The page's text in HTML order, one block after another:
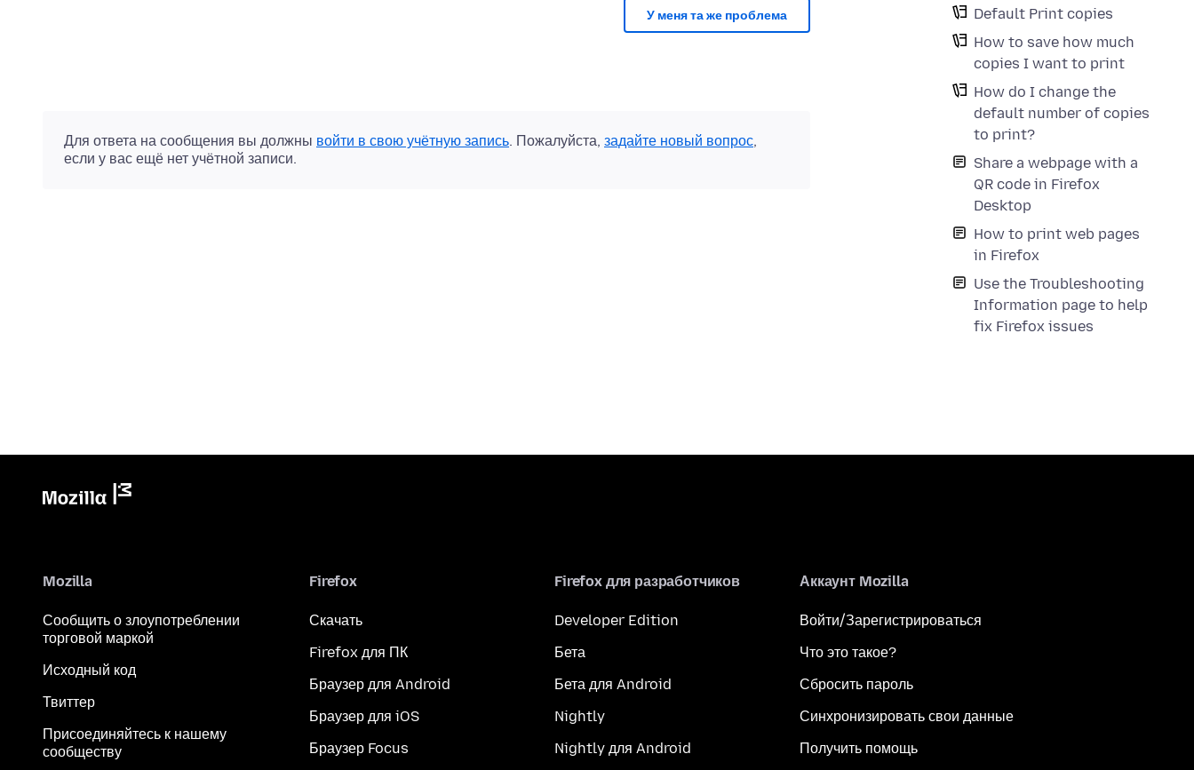
Default Print copies
How to save how much
copies I want to print
How do I change the
default number of copies
to print?
Share a webpage with a
QR code in Firefox
Desktop
How to print web pages
in Firefox
Use the Troubleshooting
Information page to help
fix Firefox issues
У меня та же проблема
Для ответа на сообщения вы должны войти в свою учётную запись. Пожалуйста, задайте новый вопрос,
если у вас ещё нет учётной записи.
Mozilla
Сообщить о злоупотреблении
торговой маркой
Исходный код
Твиттер
Присоединяйтесь к нашему
сообществу
Firefox
Скачать
Firefox для ПК
Браузер для Android
Браузер для iOS
Браузер Focus
Firefox для разработчиков
Developer Edition
Бета
Бета для Android
Nightly
Nightly для Android
Аккаунт Mozilla
Войти/Зарегистрироваться
Что это такое?
Сбросить пароль
Синхронизировать свои данные
Получить помощь